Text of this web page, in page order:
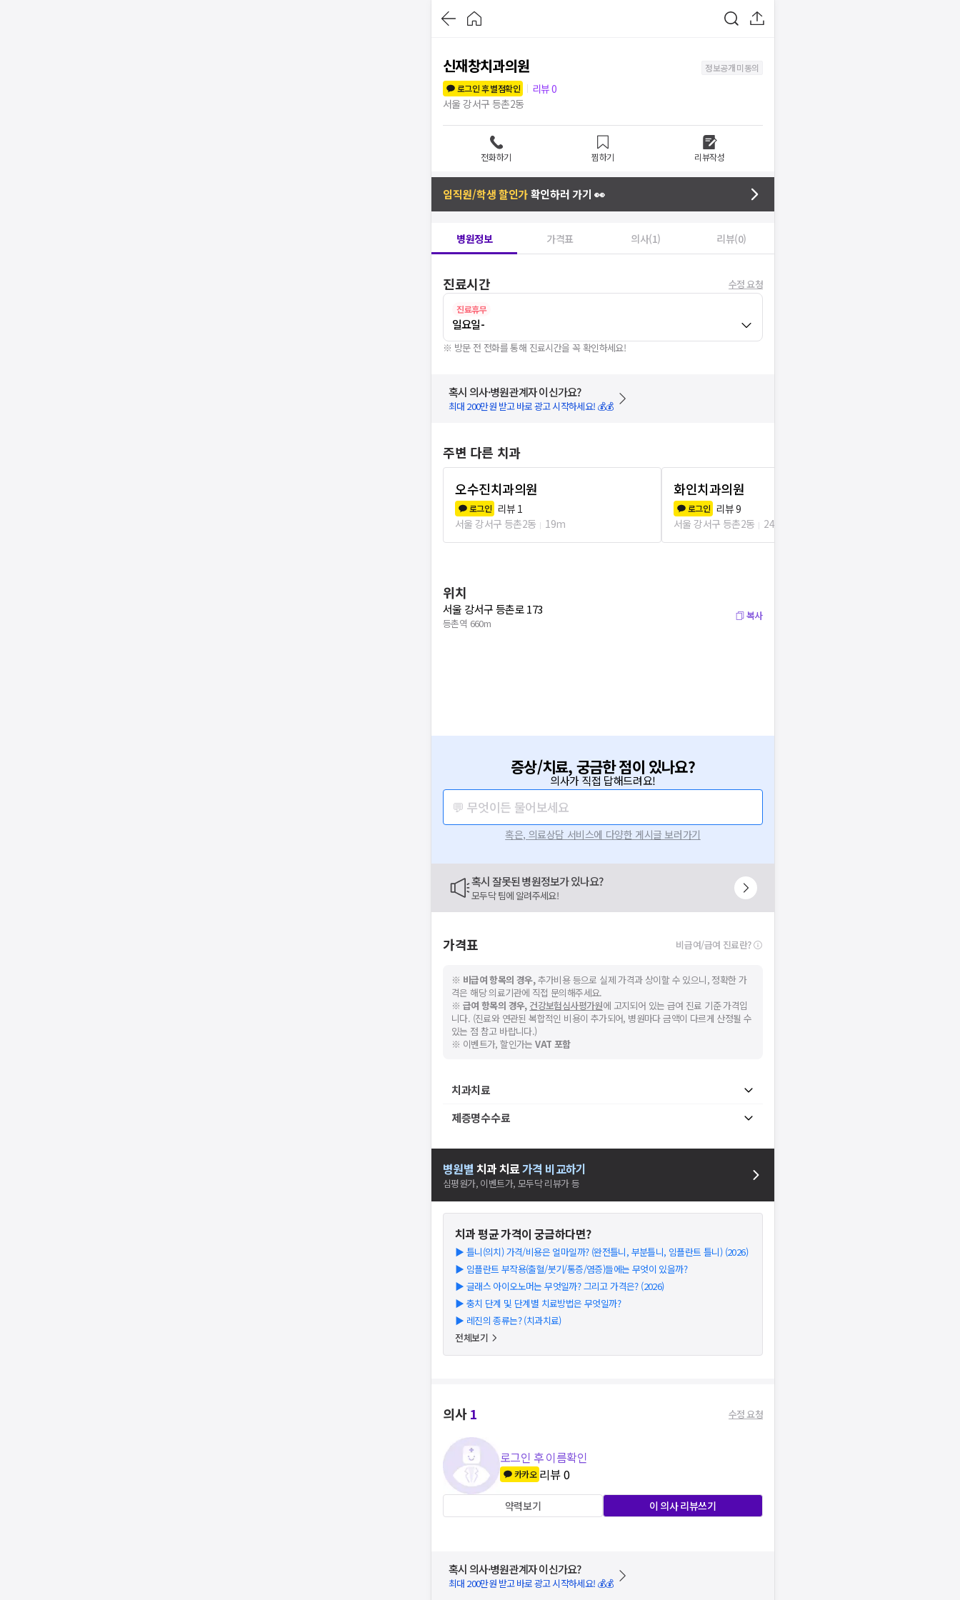
신재창치과의원
정보공개 미동의
로그인 후 별점확인
리뷰0
서울 강서구 등촌2동
전화하기 찜하기 리뷰작성
임직원/학생 할인가확인하러 가기 👀
병원정보 가격표 의사(1) 리뷰(0)
진료시간 수정 요청
진료휴무
일요일-
※ 방문 전 전화를 통해 진료시간을 꼭 확인하세요!
혹시 의사·병원관계자 이신가요?
최대 200만원 받고 바로 광고 시작하세요! 💰💰
주변 다른 치과
오수진치과의원
로그인 리뷰 1
서울 강서구 등촌2동
19m
화인치과의원
로그인 리뷰9
서울 강서구 등촌2동
249m
위치
서울 강서구 등촌로 173
등촌역 660m
복사
증상/치료, 궁금한 점이 있나요?
의사가 직접 답해드려요!
💬 무엇이든 물어보세요
혹은, 의료상담 서비스에 다양한 게시글 보러가기
혹시 잘못된 병원정보가 있나요?
모두닥 팀에 알려주세요!
가격표 비급여/급여 진료란?
※ 비급여 항목의 경우,추가비용 등으로 실제 가격과 상이할 수 있으니, 정확한 가
격은 해당 의료기관에 직접 문의해주세요.
※ 급여 항목의 경우, 건강보험심사평가원에 고지되어 있는 급여 진료 기준 가격입
니다. (진료와 연관된 복합적인 비용이 추가되어, 병원마다 금액이 다르게 산정될 수
있는 점 참고 바랍니다.)
※ 이벤트가, 할인가는VAT 포함
치과치료
제증명수수료
병원별 치과치료가격 비교하기
심평원가, 이벤트가, 모두닥 리뷰가 등
치과평균 가격이 궁금하다면?
▶ 틀니(의치) 가격/비용은 얼마일까? (완전틀니, 부분틀니, 임플란트 틀니) (2026)
▶ 임플란트 부작용(출혈/붓기/통증/염증)들에는 무엇이 있을까?
▶ 글래스 아이오노머는 무엇일까? 그리고 가격은? (2026)
▶ 충치 단계 및 단계별 치료방법은 무엇일까?
▶ 레진의 종류는? (치과치료)
전체보기
의사1 수정 요청
로그인 후 이름확인
카카오 리뷰0
약력보기 이 의사 리뷰쓰기
혹시 의사·병원관계자 이신가요?
최대 200만원 받고 바로 광고 시작하세요! 💰💰